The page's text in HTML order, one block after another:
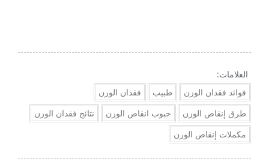
العلامات:
فوائد فقدان الوزن
طبيب
فقدان الوزن
طرق إنقاص الوزن
حبوب انقاص الوزن
نتائج فقدان الوزن
مكملات إنقاص الوزن